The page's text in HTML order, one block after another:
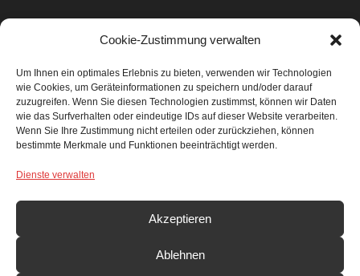
Cookie-Zustimmung verwalten
Um Ihnen ein optimales Erlebnis zu bieten, verwenden wir Technologien
wie Cookies, um Geräteinformationen zu speichern und/oder darauf
zuzugreifen. Wenn Sie diesen Technologien zustimmst, können wir Daten
wie das Surfverhalten oder eindeutige IDs auf dieser Website verarbeiten.
Wenn Sie Ihre Zustimmung nicht erteilen oder zurückziehen, können
bestimmte Merkmale und Funktionen beeinträchtigt werden.
Dienste verwalten
Akzeptieren
Ablehnen
Datenschutz
Cookie Richtlinie
SUCHEN & FINDEN
Search Button